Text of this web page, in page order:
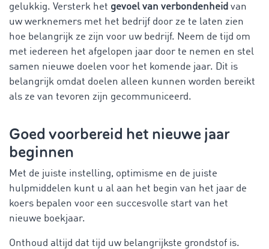
gelukkig. Versterk het gevoel van verbondenheid van
uw werknemers met het bedrijf door ze te laten zien
hoe belangrijk ze zijn voor uw bedrijf. Neem de tijd om
met iedereen het afgelopen jaar door te nemen en stel
samen nieuwe doelen voor het komende jaar. Dit is
belangrijk omdat doelen alleen kunnen worden bereikt
als ze van tevoren zijn gecommuniceerd.
Goed voorbereid het nieuwe jaar
beginnen
Met de juiste instelling, optimisme en de juiste
hulpmiddelen kunt u al aan het begin van het jaar de
koers bepalen voor een succesvolle start van het
nieuwe boekjaar.
Onthoud altijd dat tijd uw belangrijkste grondstof is.